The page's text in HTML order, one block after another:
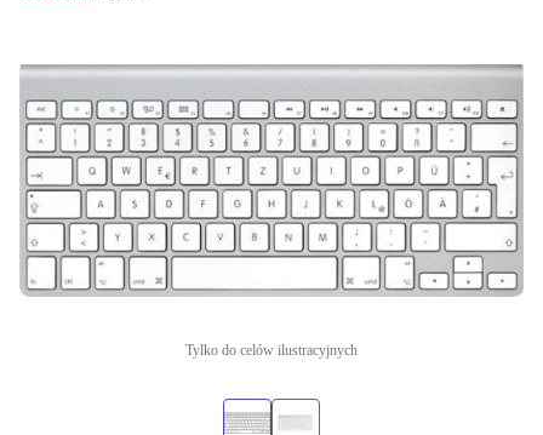
Tylko do celów ilustracyjnych